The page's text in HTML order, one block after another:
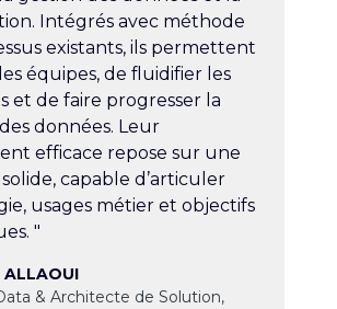
Intégrés avec méthode
existants, ils permettent
équipes, de fluidifier les
et de faire progresser la
données. Leur
efficace repose sur une
capable d’articuler
usages métier et objectifs
"
& Architecte de Solution,